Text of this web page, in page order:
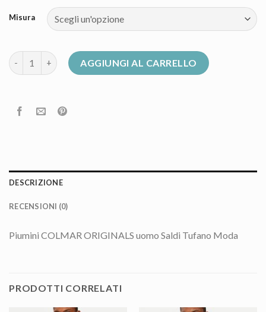
Misura
piumino colmar uomo saldi quantità
AGGIUNGI AL CARRELLO
DESCRIZIONE
RECENSIONI (0)
Piumini COLMAR ORIGINALS uomo Saldi Tufano Moda
PRODOTTI CORRELATI